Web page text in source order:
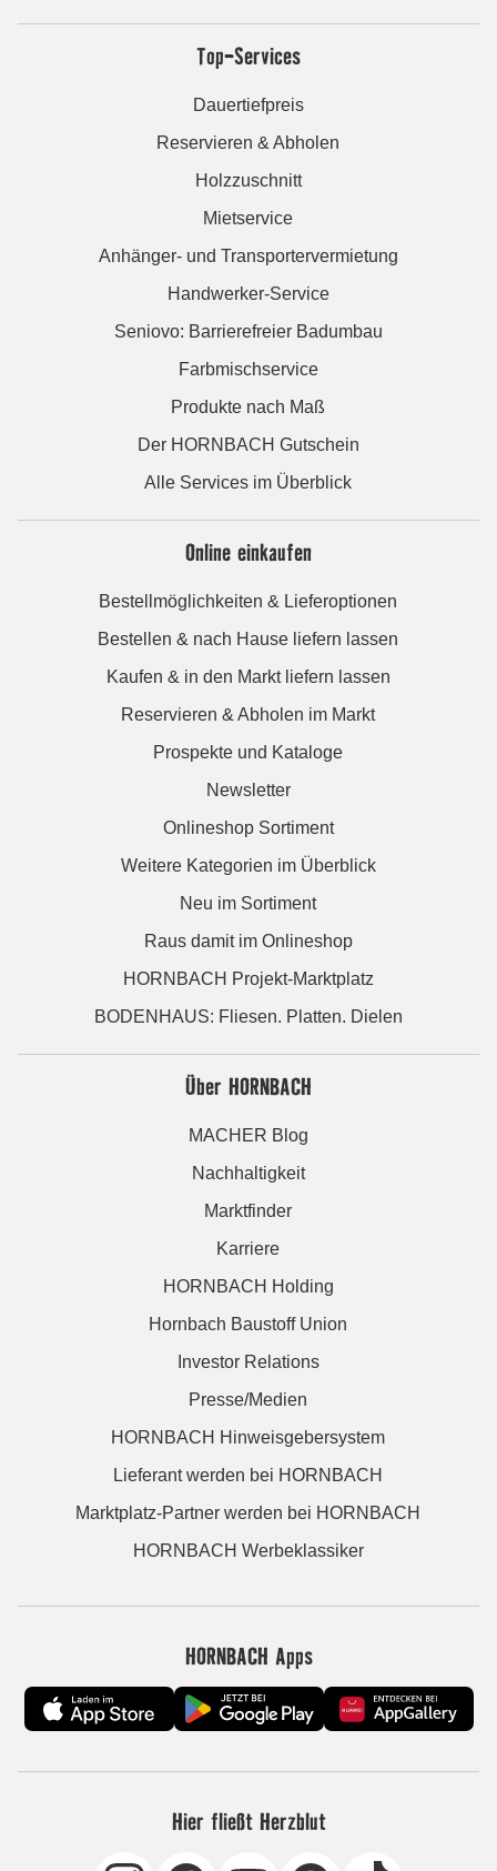
Top-Services
Dauertiefpreis
Reservieren & Abholen
Holzzuschnitt
Mietservice
Anhänger- und Transportervermietung
Handwerker-Service
Seniovo: Barrierefreier Badumbau
Farbmischservice
Produkte nach Maß
Der HORNBACH Gutschein
Alle Services im Überblick
Online einkaufen
Bestellmöglichkeiten & Lieferoptionen
Bestellen & nach Hause liefern lassen
Kaufen & in den Markt liefern lassen
Reservieren & Abholen im Markt
Prospekte und Kataloge
Newsletter
Onlineshop Sortiment
Weitere Kategorien im Überblick
Neu im Sortiment
Raus damit im Onlineshop
HORNBACH Projekt-Marktplatz
BODENHAUS: Fliesen. Platten. Dielen
Über HORNBACH
MACHER Blog
Nachhaltigkeit
Marktfinder
Karriere
HORNBACH Holding
Hornbach Baustoff Union
Investor Relations
Presse/Medien
HORNBACH Hinweisgebersystem
Lieferant werden bei HORNBACH
Marktplatz-Partner werden bei HORNBACH
HORNBACH Werbeklassiker
HORNBACH Apps
Hier fließt Herzblut